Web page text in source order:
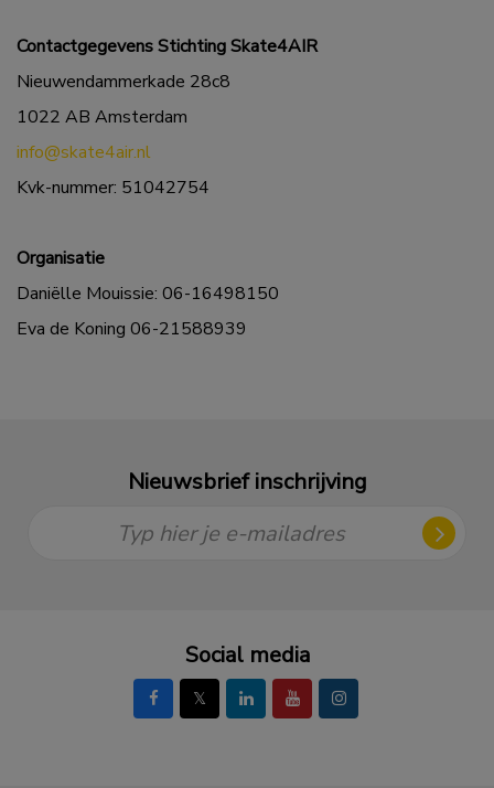
Contactgegevens Stichting Skate4AIR
Nieuwendammerkade 28c8
1022 AB Amsterdam
info@skate4air.nl
Kvk-nummer: 51042754
Organisatie
Daniëlle Mouissie: 06-16498150
Eva de Koning 06-21588939
Nieuwsbrief inschrijving
Typ hier je e-mailadres
Social media
𝕏